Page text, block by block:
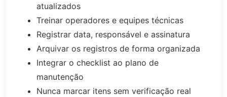
atualizados
Treinar operadores e equipes técnicas
Registrar data, responsável e assinatura
Arquivar os registros de forma organizada
Integrar o checklist ao plano de
manutenção
Nunca marcar itens sem verificação real